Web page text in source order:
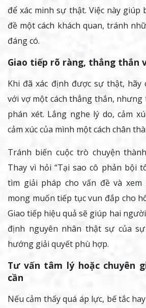
để xác minh sự thật. Việc này giúp
đề một cách khách quan, tránh
đáng có.
Giao tiếp rõ ràng, thẳng thắn
Khi đã xác định được sự thật,
với vợ một cách thẳng thắn,
phán xét. Lắng nghe lý do, cảm
cảm xúc của mình một cách chân
Tránh biến cuộc trò chuyện
Thay vì hỏi “Tại sao cô phản bội
tìm giải pháp cho vấn đề và xem
mong muốn tiếp tục vun đắp cho
Giao tiếp hiệu quả sẽ giúp hai
định nguyên nhân thật sự của
hướng giải quyết phù hợp.
Tư vấn tâm lý hoặc chuyên
cần
Nếu cảm thấy quá áp lực, bế tắc